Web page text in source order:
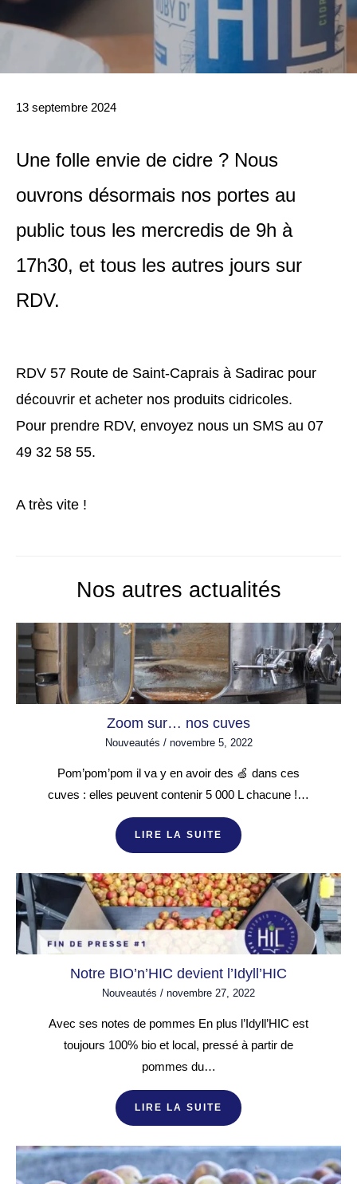
13 septembre 2024
Une folle envie de cidre ? Nous
ouvrons désormais nos portes au
public tous les mercredis de 9h à
17h30, et tous les autres jours sur
RDV.
RDV 57 Route de Saint-Caprais à Sadirac pour
découvrir et acheter nos produits cidricoles.
Pour prendre RDV, envoyez nous un SMS au 07
49 32 58 55.
A très vite !
Nos autres actualités
Zoom sur… nos cuves
Nouveautés / novembre 5, 2022
Pom’pom’pom il va y en avoir des 🍏 dans ces
cuves : elles peuvent contenir 5 000 L chacune !…
LIRE LA SUITE
Notre BIO’n’HIC devient l’Idyll’HIC
Nouveautés / novembre 27, 2022
Avec ses notes de pommes En plus l’Idyll’HIC est
toujours 100% bio et local, pressé à partir de
pommes du…
LIRE LA SUITE